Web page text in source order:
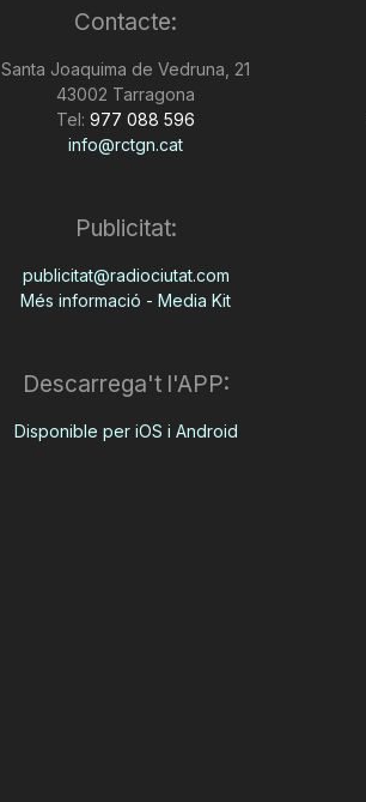
Contacte:
Santa Joaquima de Vedruna, 21
43002 Tarragona
Tel: 977 088 596
info@rctgn.cat
Publicitat:
publicitat@radiociutat.com
Més informació - Media Kit
Descarrega't l'APP:
Disponible per iOS i Android